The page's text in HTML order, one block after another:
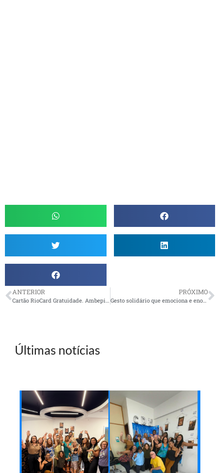
ANTERIOR
Cartão RioCard Gratuidade. Ambepiano, você pode fazer o seu
PRÓXIMO
Gesto solidário que emociona e enobrece
Últimas notícias